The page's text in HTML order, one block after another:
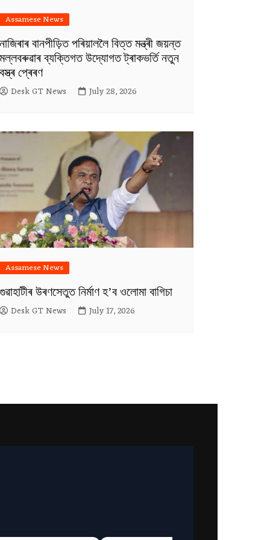
Assamese News
বানপীড়িত পৰিয়াললৈ বিত্ত মন্ত্ৰী জয়ন্ত
ব্যক্তিগত উদ্যোগত ট্ৰাকভৰ্তি নতুন
প্ৰেৰণ
Desk GT News July 28, 2026
Assamese News
উৰণসেতুত নিৰ্মাণ হ’ব ওলোমা বাগিচা
Desk GT News July 17, 2026